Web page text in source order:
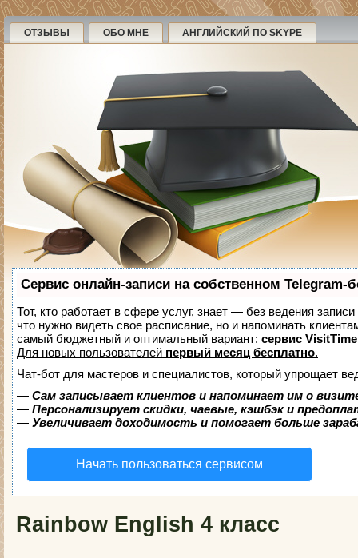
ОТЗЫВЫ ОБО МНЕ АНГЛИЙСКИЙ ПО SKYPE
Сервис онлайн-записи на собственном Telegram-
Тот, кто работает в сфере услуг, знает — без ведения
что нужно видеть свое расписание, но и напоминать
самый бюджетный и оптимальный вариант: сервис
Для новых пользователей первый месяц бесплатно.
Чат-бот для мастеров и специалистов, который упрощает
— Сам записывает клиентов и напоминает им о
— Персонализирует скидки, чаевые, кэшбэк и
— Увеличивает доходимость и помогает больше
Начать пользоваться сервисом
Rainbow English 4 класс